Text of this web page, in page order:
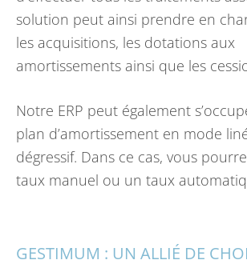
solution peut ainsi prendre en
les acquisitions, les dotations aux
amortissements ainsi que les
Notre ERP peut également
plan d’amortissement en mode
dégressif. Dans ce cas, vous
taux manuel ou un taux
GESTIMUM : UN ALLIÉ DE